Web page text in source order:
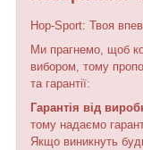
Hop-Sport: Твоя
Ми прагнемо, щоб
вибором, тому
та гарантії:
Гарантія від
тому надаємо
Якщо виникнуть